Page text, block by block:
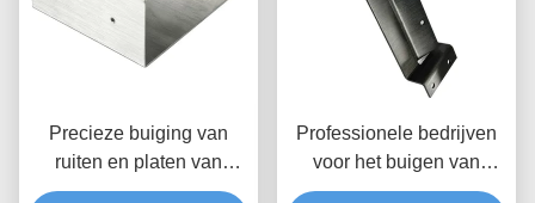
Precieze buiging van
ruiten en platen van
roestvrij staal
Professionele bedrijven
voor het buigen van
plaatmetaal voor de